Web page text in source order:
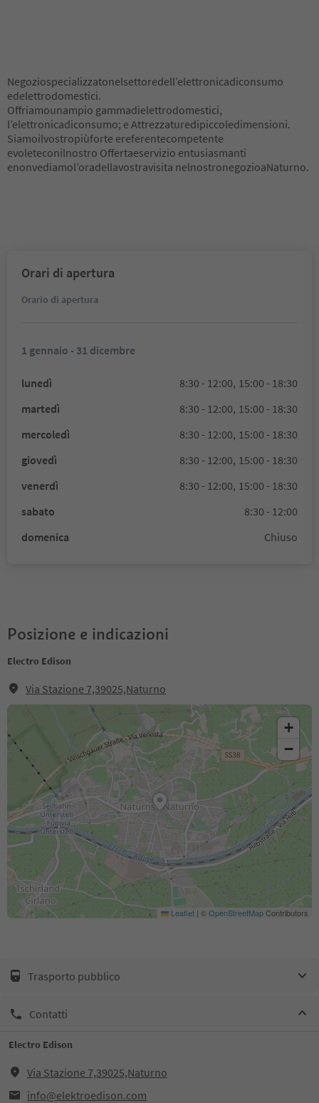
Negoziospecializzatonelsettoredell’elettronicadiconsumo
edelettrodomestici.
Offriamounampio gammadielettrodomestici,
l’elettronicadiconsumo; e Attrezzaturedipiccoledimensioni.
Siamoilvostropiùforte ereferentecompetente
evoleteconilnostro Offertaeservizio entusiasmanti
enonvediamol’oradellavostravisita nelnostronegozioaNaturno.
Orari di apertura
Orario di apertura
1 gennaio - 31 dicembre
lunedì 8:30 - 12:00, 15:00 - 18:30
martedì
8:30 - 12:00, 15:00 - 18:30
mercoledì
8:30 - 12:00, 15:00 - 18:30
giovedì
8:30 - 12:00, 15:00 - 18:30
venerdì
8:30 - 12:00, 15:00 - 18:30
sabato
8:30 - 12:00
domenica
Chiuso
Posizione e indicazioni
Electro Edison
Via Stazione 7,39025,Naturno
+
−
Leaflet | ©OpenStreetMapContributors
Trasporto pubblico
Contatti
Electro Edison
Via Stazione 7,39025,Naturno
info@elektroedison.com